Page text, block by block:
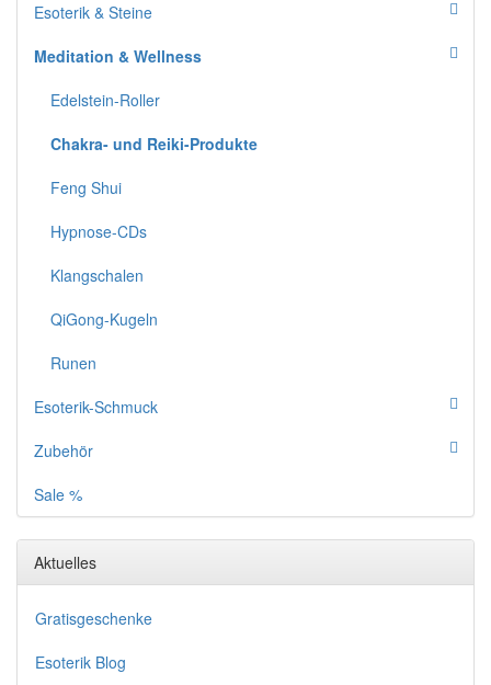
Esoterik & Steine
Meditation & Wellness
Edelstein-Roller
Chakra- und Reiki-Produkte
Feng Shui
Hypnose-CDs
Klangschalen
QiGong-Kugeln
Runen
Esoterik-Schmuck
Zubehör
Sale %
Aktuelles
Gratisgeschenke
Esoterik Blog